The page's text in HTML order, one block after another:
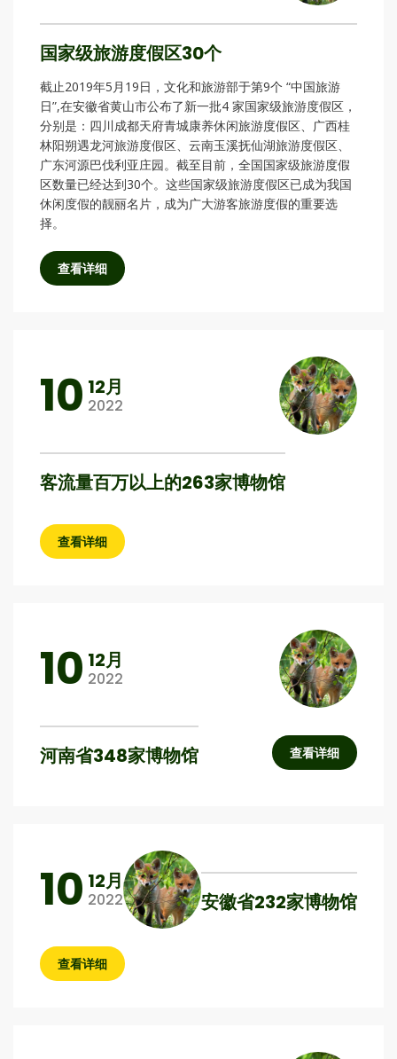
国家级旅游度假区30个
截止2019年5月19日，文化和旅游部于第9个 “中国旅游
日”,在安徽省黄山市公布了新一批4 家国家级旅游度假区，
分别是：四川成都天府青城康养休闲旅游度假区、广西桂
林阳朔遇龙河旅游度假区、云南玉溪抚仙湖旅游度假区、
广东河源巴伐利亚庄园。截至目前，全国国家级旅游度假
区数量已经达到30个。这些国家级旅游度假区已成为我国
休闲度假的靓丽名片，成为广大游客旅游度假的重要选
择。
查看详细
10 12月
2022
客流量百万以上的263家博物馆
查看详细
10 12月
2022
河南省348家博物馆 查看详细
10 12月
2022 安徽省232家博物馆
查看详细